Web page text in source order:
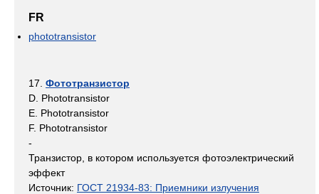
FR
phototransistor
17. Фототранзистор
D. Phototransistor
E. Phototransistor
F. Phototransistor
-
Транзистор, в котором используется фотоэлектрический
эффект
Источник: ГОСТ 21934-83: Приемники излучения